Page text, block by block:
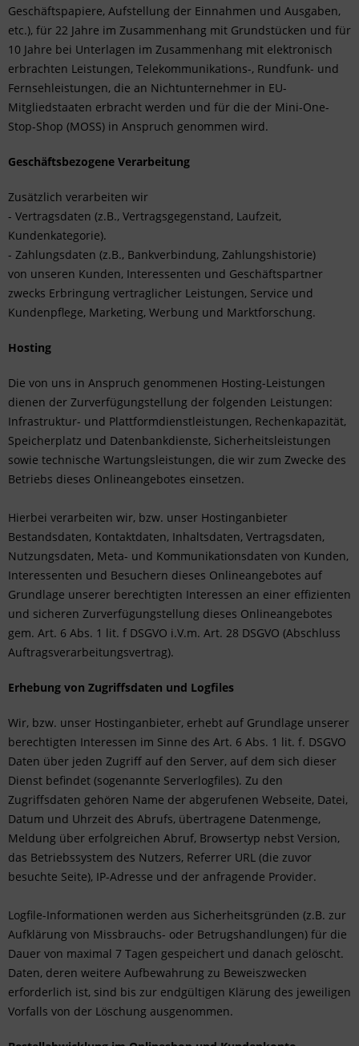
Geschäftspapiere, Aufstellung der Einnahmen und Ausgaben,
etc.), für 22 Jahre im Zusammenhang mit Grundstücken und für
10 Jahre bei Unterlagen im Zusammenhang mit elektronisch
erbrachten Leistungen, Telekommunikations-, Rundfunk- und
Fernsehleistungen, die an Nichtunternehmer in EU-
Mitgliedstaaten erbracht werden und für die der Mini-One-
Stop-Shop (MOSS) in Anspruch genommen wird.
Geschäftsbezogene Verarbeitung
Zusätzlich verarbeiten wir
- Vertragsdaten (z.B., Vertragsgegenstand, Laufzeit,
Kundenkategorie).
- Zahlungsdaten (z.B., Bankverbindung, Zahlungshistorie)
von unseren Kunden, Interessenten und Geschäftspartner
zwecks Erbringung vertraglicher Leistungen, Service und
Kundenpflege, Marketing, Werbung und Marktforschung.
Hosting
Die von uns in Anspruch genommenen Hosting-Leistungen
dienen der Zurverfügungstellung der folgenden Leistungen:
Infrastruktur- und Plattformdienstleistungen, Rechenkapazität,
Speicherplatz und Datenbankdienste, Sicherheitsleistungen
sowie technische Wartungsleistungen, die wir zum Zwecke des
Betriebs dieses Onlineangebotes einsetzen.
Hierbei verarbeiten wir, bzw. unser Hostinganbieter
Bestandsdaten, Kontaktdaten, Inhaltsdaten, Vertragsdaten,
Nutzungsdaten, Meta- und Kommunikationsdaten von Kunden,
Interessenten und Besuchern dieses Onlineangebotes auf
Grundlage unserer berechtigten Interessen an einer effizienten
und sicheren Zurverfügungstellung dieses Onlineangebotes
gem. Art. 6 Abs. 1 lit. f DSGVO i.V.m. Art. 28 DSGVO (Abschluss
Auftragsverarbeitungsvertrag).
Erhebung von Zugriffsdaten und Logfiles
Wir, bzw. unser Hostinganbieter, erhebt auf Grundlage unserer
berechtigten Interessen im Sinne des Art. 6 Abs. 1 lit. f. DSGVO
Daten über jeden Zugriff auf den Server, auf dem sich dieser
Dienst befindet (sogenannte Serverlogfiles). Zu den
Zugriffsdaten gehören Name der abgerufenen Webseite, Datei,
Datum und Uhrzeit des Abrufs, übertragene Datenmenge,
Meldung über erfolgreichen Abruf, Browsertyp nebst Version,
das Betriebssystem des Nutzers, Referrer URL (die zuvor
besuchte Seite), IP-Adresse und der anfragende Provider.
Logfile-Informationen werden aus Sicherheitsgründen (z.B. zur
Aufklärung von Missbrauchs- oder Betrugshandlungen) für die
Dauer von maximal 7 Tagen gespeichert und danach gelöscht.
Daten, deren weitere Aufbewahrung zu Beweiszwecken
erforderlich ist, sind bis zur endgültigen Klärung des jeweiligen
Vorfalls von der Löschung ausgenommen.